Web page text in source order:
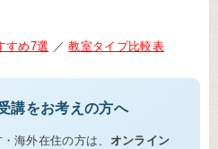
すめ7選 ／教室タイプ比較表
講をお考えの方へ
海外在住の方は、 オンライン